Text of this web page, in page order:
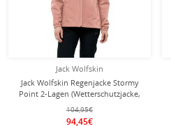
Jack Wolfskin
Jack Wolfskin Regenjacke Stormy
Point 2-Lagen (Wetterschutzjacke,
wasserdicht, winddicht) rosa Damen
104,95€
94,45€